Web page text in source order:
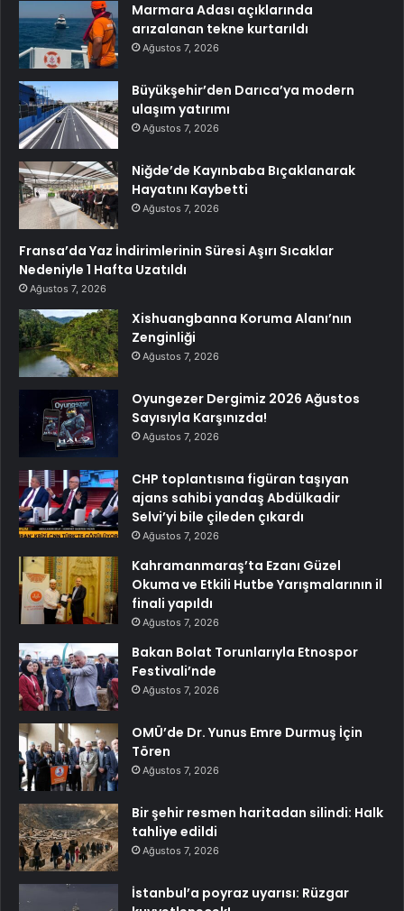
Marmara Adası açıklarında
arızalanan tekne kurtarıldı
Ağustos 7, 2026
Büyükşehir’den Darıca’ya modern
ulaşım yatırımı
Ağustos 7, 2026
Niğde’de Kayınbaba Bıçaklanarak
Hayatını Kaybetti
Ağustos 7, 2026
Fransa’da Yaz İndirimlerinin Süresi Aşırı Sıcaklar
Nedeniyle 1 Hafta Uzatıldı
Ağustos 7, 2026
Xishuangbanna Koruma Alanı’nın
Zenginliği
Ağustos 7, 2026
Oyungezer Dergimiz 2026 Ağustos
Sayısıyla Karşınızda!
Ağustos 7, 2026
CHP toplantısına figüran taşıyan
ajans sahibi yandaş Abdülkadir
Selvi’yi bile çileden çıkardı
Ağustos 7, 2026
Kahramanmaraş’ta Ezanı Güzel
Okuma ve Etkili Hutbe Yarışmalarının il
finali yapıldı
Ağustos 7, 2026
Bakan Bolat Torunlarıyla Etnospor
Festivali’nde
Ağustos 7, 2026
OMÜ’de Dr. Yunus Emre Durmuş İçin
Tören
Ağustos 7, 2026
Bir şehir resmen haritadan silindi: Halk
tahliye edildi
Ağustos 7, 2026
İstanbul’a poyraz uyarısı: Rüzgar